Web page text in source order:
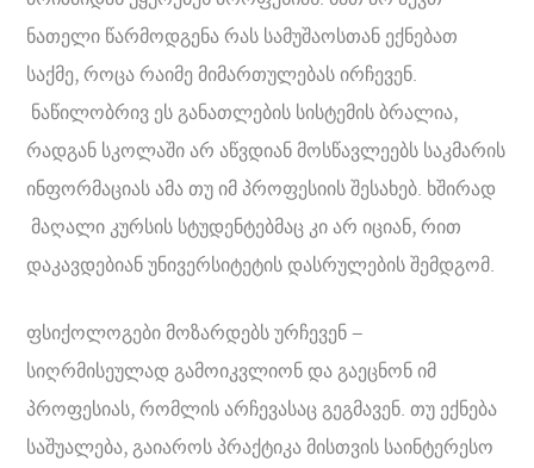
ნათელი წარმოდგენა რას სამუშაოსთან ექნებათ
საქმე, როცა რაიმე მიმართულებას ირჩევენ.
ნაწილობრივ ეს განათლების სისტემის ბრალია,
რადგან სკოლაში არ აწვდიან მოსწავლეებს საკმარის
ინფორმაციას ამა თუ იმ პროფესიის შესახებ. ხშირად
მაღალი კურსის სტუდენტებმაც კი არ იციან, რით
დაკავდებიან უნივერსიტეტის დასრულების შემდგომ.
ფსიქოლოგები მოზარდებს ურჩევენ –
სიღრმისეულად გამოიკვლიონ და გაეცნონ იმ
პროფესიას, რომლის არჩევასაც გეგმავენ. თუ ექნება
საშუალება, გაიაროს პრაქტიკა მისთვის საინტერესო